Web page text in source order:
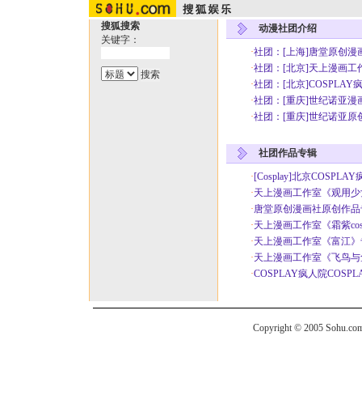
搜狐搜索
关键字：
动漫社团介绍
·社团：[上海]唐堂原创漫
·社团：[北京]天上漫画工
·社团：[北京]COSPLAY
·社团：[重庆]世纪诺亚漫
·社团：[重庆]世纪诺亚原
社团作品专辑
·[Cosplay]北京COSPLAY
·天上漫画工作室《观用少
·唐堂原创漫画社原创作
·天上漫画工作室《霜紫
·天上漫画工作室《富江
·天上漫画工作室《飞鸟
·COSPLAY疯人院
Copyright © 2005